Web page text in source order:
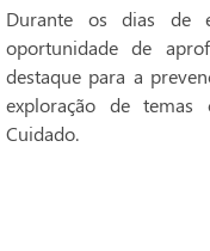
Durante os dias de
oportunidade de
destaque para a
exploração de temas
Cuidado.